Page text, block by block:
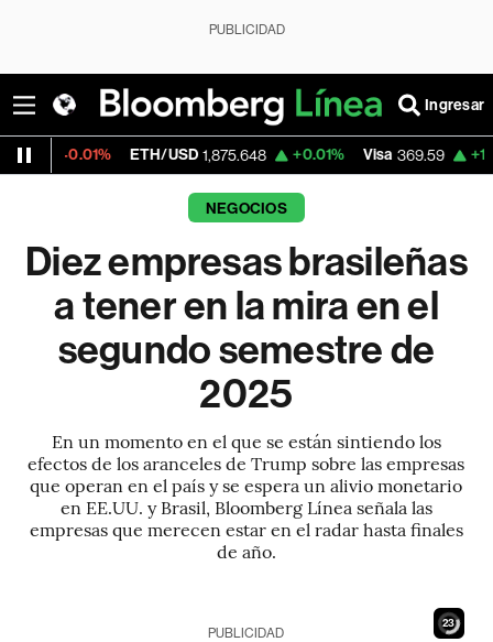
PUBLICIDAD
Ingresar
ETH/USD 1,875.648 +0.01% Visa 369.59 +1.07%
NEGOCIOS
Diez empresas brasileñas
a tener en la mira en el
segundo semestre de
2025
En un momento en el que se están sintiendo los
efectos de los aranceles de Trump sobre las empresas
que operan en el país y se espera un alivio monetario
en EE.UU. y Brasil, Bloomberg Línea señala las
empresas que merecen estar en el radar hasta finales
de año.
21
PUBLICIDAD